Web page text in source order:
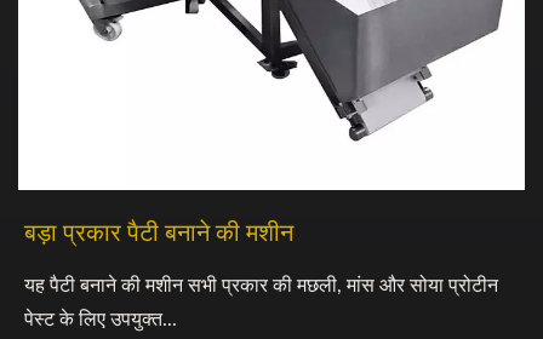
बड़ा प्रकार पैटी बनाने की मशीन
यह पैटी बनाने की मशीन सभी प्रकार की मछली, मांस और सोया प्रोटीन
पेस्ट के लिए उपयुक्त...